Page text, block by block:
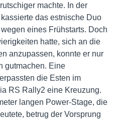
machte. In der
das estnische Duo
eines Frühstarts. Doch
hatte, sich an die
anzupassen, konnte er nur
gutmachen. Eine
die Esten im
RS Rally2 eine Kreuzung.
langen Power-Stage, die
betrug der Vorsprung